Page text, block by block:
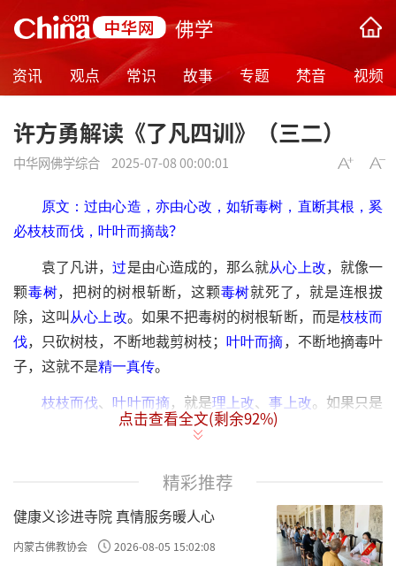
佛学
资讯 观点 常识 故事 专题 梵音 视频
许方勇解读《了凡四训》（三二）
中华网佛学综合 2025-07-08 00:00:01
原文：过由心造，亦由心改，如斩毒树，直断其根，奚
必枝枝而伐，叶叶而摘哉？
袁了凡讲，过是由心造成的，那么就从心上改，就像一
颗毒树，把树的树根斩断，这颗毒树就死了，就是连根拔
除，这叫从心上改。如果不把毒树的树根斩断，而是枝枝而
伐，只砍树枝，不断地裁剪树枝；叶叶而摘，不断地摘毒叶
子，这就不是精一真传。
枝枝而伐、叶叶而摘 ，就是理上改、事上改。如果只是
讲道理，就像在砍树枝，好像有用、因为毒树不那么枝繁叶
长出来了，过不了多久就又长成参天大树了，就得不断地去
呢？就是
，不杀生、不偷盗、不骂
人……等等，好像一片一片叶子去摘，摘得完吗？永远摘不
完。
点击查看全文(剩余92%)
精彩推荐
健康义诊进寺院 真情服务暖人心
内蒙古佛教协会 2026-08-05 15:02:08